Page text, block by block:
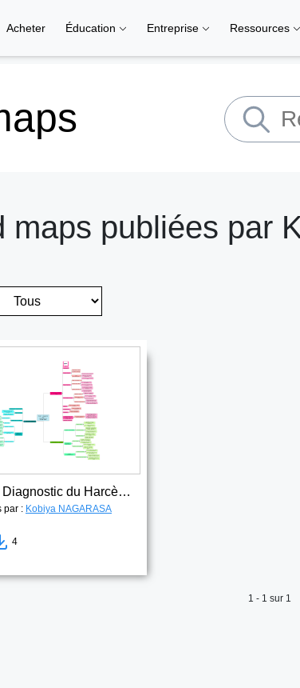
Acheter Éducation Entreprise Ressources
maps publiées par
Projet _ Diagnostic du Harcèlement au Collège SIMCS1
par : Kobiya NAGARASA
4
1 - 1 sur 1